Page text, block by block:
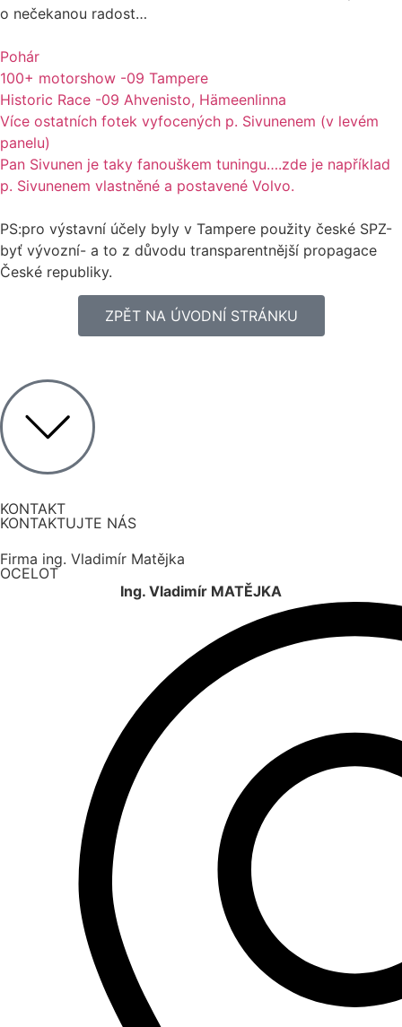
o nečekanou radost…
Pohár
100+ motorshow -09 Tampere
Historic Race -09 Ahvenisto, Hämeenlinna
Více ostatních fotek vyfocených p. Sivunenem (v levém
panelu)
Pan Sivunen je taky fanouškem tuningu….zde je například
p. Sivunenem vlastněné a postavené Volvo.
PS:pro výstavní účely byly v Tampere použity české SPZ-
byť vývozní- a to z důvodu transparentnější propagace
České republiky.
ZPĚT NA ÚVODNÍ STRÁNKU
KONTAKT
KONTAKTUJTE NÁS
Firma ing. Vladimír Matějka
OCELOT
Ing. Vladimír MATĚJKA